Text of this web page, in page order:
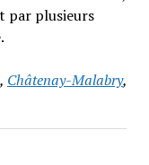
par plusieurs
, Châtenay-Malabry,